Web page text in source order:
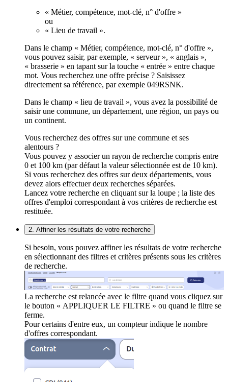
« Métier, compétence, mot-clé, n° d'offre »
ou
« Lieu de travail ».
Dans le champ « Métier, compétence, mot-clé, n° d'offre »,
vous pouvez saisir, par exemple, « serveur », « anglais »,
« brasserie » en tapant sur la touche « entrée » entre chaque
mot. Vous recherchez une offre précise ? Saisissez
directement sa référence, par exemple 049RSNK.
Dans le champ « lieu de travail », vous avez la possibilité de
saisir une commune, un département, une région, un pays ou
un continent.
Vous recherchez des offres sur une commune et ses
alentours ?
Vous pouvez y associer un rayon de recherche compris entre
0 et 100 km (par défaut la valeur sélectionnée est de 10 km).
Si vous recherchez des offres sur deux départements, vous
devez alors effectuer deux recherches séparées.
Lancez votre recherche en cliquant sur la loupe ; la liste des
offres d'emploi correspondant à vos critères de recherche est
restituée.
2. Affiner les résultats de votre recherche
Si besoin, vous pouvez affiner les résultats de votre recherche
en sélectionnant des filtres et critères présents sous les critères
de recherche.
La recherche est relancée avec le filtre quand vous cliquez sur
le bouton « APPLIQUER LE FILTRE » ou quand le filtre se
ferme.
Pour certains d'entre eux, un compteur indique le nombre
d'offres correspondant.